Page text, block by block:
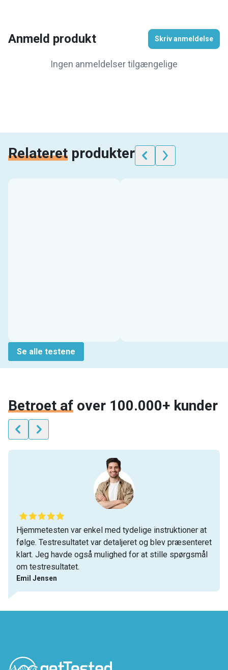
Anmeld produkt Skriv anmeldelse
Ingen anmeldelser tilgængelige
Relateret produkter
Se alle testene
Betroet af over 100.000+ kunder
Hjemmetesten var enkel med tydelige instruktioner at
følge. Testresultatet var detaljeret og blev præsenteret
klart. Jeg havde også mulighed for at stille spørgsmål
om testresultatet.
Emil Jensen